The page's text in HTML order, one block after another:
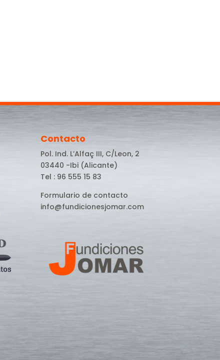
Contacto
Pol. Ind. L’Alfaç III, C/Leon, 2
03440 -Ibi (Alicante)
Tel : 96 555 15 83
Formulario de contacto
info@fundicionesjomar.com